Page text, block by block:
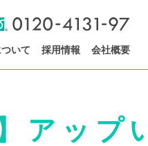
いて 採用情報 会社概要
アップ